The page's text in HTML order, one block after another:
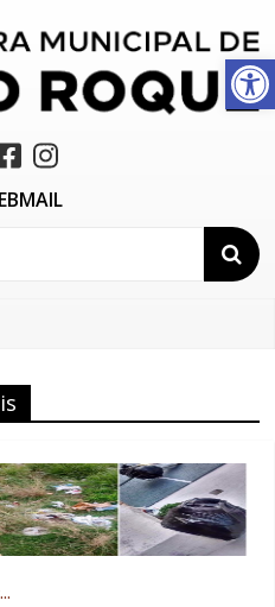
Abrir a barra de ferramentas